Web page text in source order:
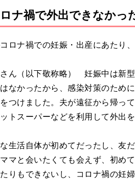
ナ禍で外出できなかっ
ナ禍での妊娠・出産にあたり、
ん（以下敬称略） 妊娠中は新
なかったから、感染対策のため
つけました。夫が遠征から帰っ
トスーパーなどを利用して外出
生活自体が初めてだったし、友
マと会いたくても会えず、初め
りもできないし、コロナ禍の妊